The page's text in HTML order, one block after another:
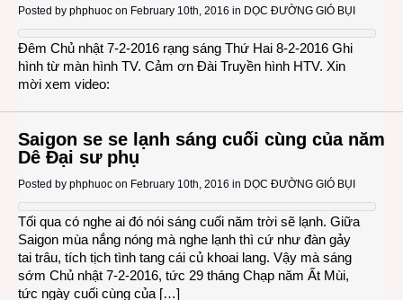
Posted by phphuoc on February 10th, 2016 in DỌC ĐƯỜNG GIÓ BỤI
Đêm Chủ nhật 7-2-2016 rạng sáng Thứ Hai 8-2-2016 Ghi
hình từ màn hình TV. Cảm ơn Đài Truyền hình HTV. Xin
mời xem video:
Saigon se se lạnh sáng cuối cùng của năm
Dê Đại sư phụ
Posted by phphuoc on February 10th, 2016 in DỌC ĐƯỜNG GIÓ BỤI
Tối qua có nghe ai đó nói sáng cuối năm trời sẽ lạnh. Giữa
Saigon mùa nắng nóng mà nghe lạnh thì cứ như đàn gảy
tai trâu, tích tịch tình tang cái củ khoai lang. Vậy mà sáng
sớm Chủ nhật 7-2-2016, tức 29 tháng Chạp năm Ất Mùi,
tức ngày cuối cùng của […]